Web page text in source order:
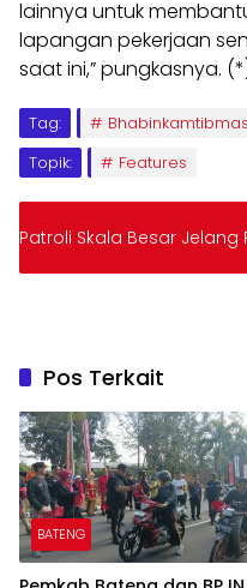
lainnya untuk
lapangan pekerjaan
saat ini,” pungkasnya.
Tag: Bhabinkamtibmas
Topik:
Features
Patroli Skala Besar Jelang
Pos Terkait
BATENG